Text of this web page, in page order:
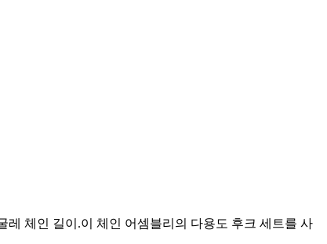
레 체인 길이.이 체인 어셈블리의 다용도 후크 세트를 사